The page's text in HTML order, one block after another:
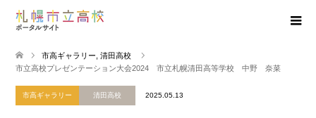
市高ギャラリー 清田高校
市立高校プレゼンテーション大会2024 市立札幌清田高等学校 中野 奈菜
市高ギャラリー 清田高校 2025.05.13